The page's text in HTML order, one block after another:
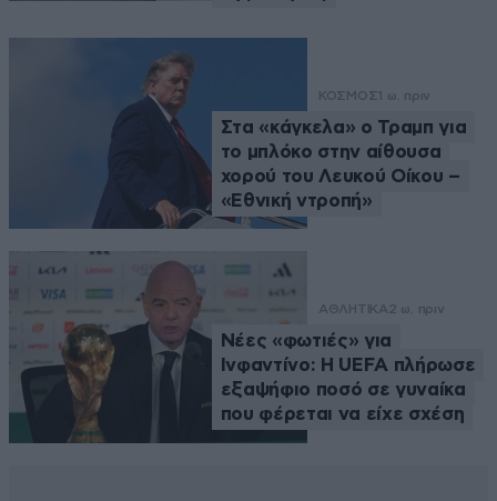
ΚΟΣΜΟΣ 1 ω. πριν
Στα «κάγκελα» ο Τραμπ για
το μπλόκο στην αίθουσα
χορού του Λευκού Οίκου –
«Εθνική ντροπή»
ΑΘΛΗΤΙΚΑ2 ω. πριν
Νέες «φωτιές» για
Ινφαντίνο: Η UEFA πλήρωσε
εξαψήφιο ποσό σε γυναίκα
που φέρεται να είχε σχέση